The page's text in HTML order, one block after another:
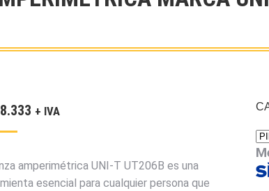
+ IVA
amperimétrica UNI-T UT206B es una
esencial para cualquier persona que